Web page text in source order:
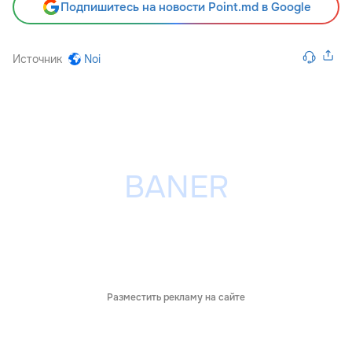
Подпишитесь на новости Point.md в Google
Источник Noi
Разместить рекламу на сайте